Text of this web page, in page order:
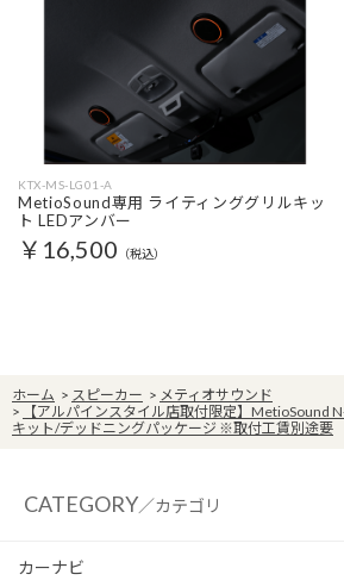
KTX-MS-LG01-A
MetioSound専用 ライティンググリルキッ
ト LEDアンバー
￥16,500 （税込）
ホーム > スピーカー > メティオサウンド
>
【アルパインスタイル店取付限定】MetioSound
キット/デッドニングパッケージ ※取付工賃別途要
CATEGORY／カテゴリ
カーナビ